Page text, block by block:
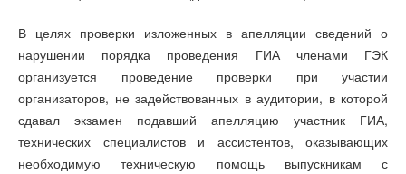
В целях проверки изложенных в апелляции сведений о
нарушении порядка проведения ГИА членами ГЭК
организуется проведение проверки при участии
организаторов, не задействованных в аудитории, в которой
сдавал экзамен подавший апелляцию участник ГИА,
технических специалистов и ассистентов, оказывающих
необходимую техническую помощь выпускникам с